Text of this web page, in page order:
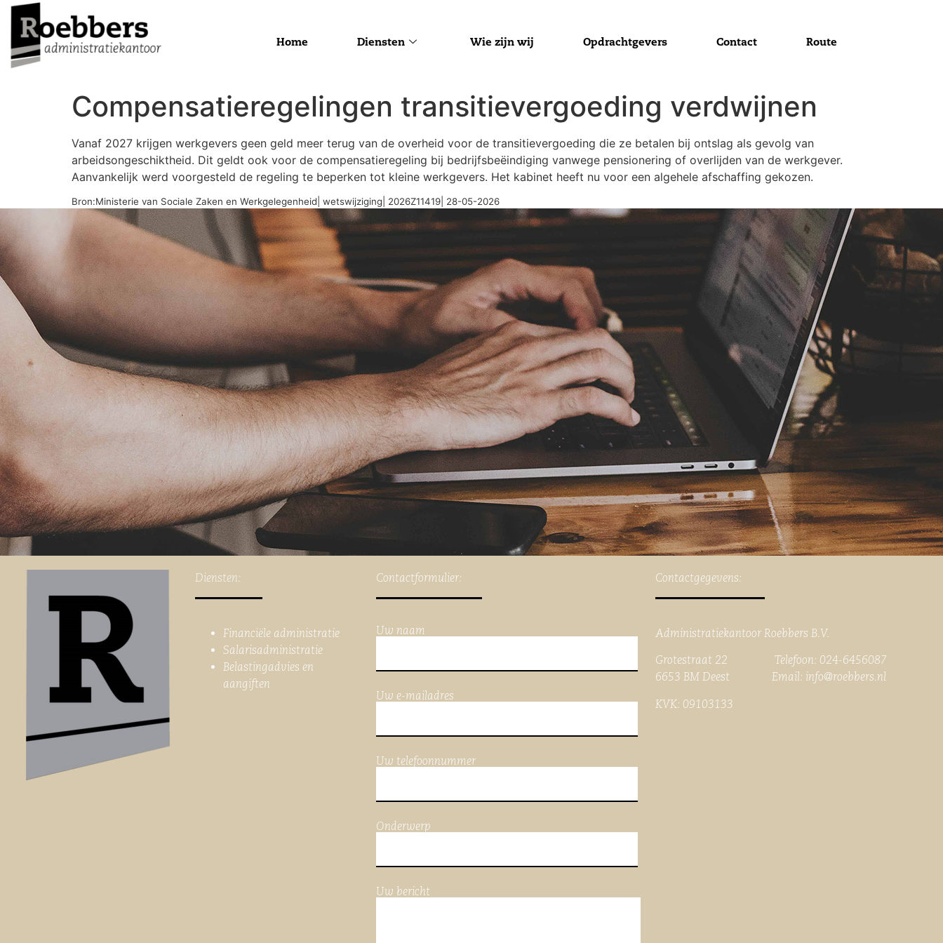
Home Diensten Wie zijn wij Opdrachtgevers Contact Route
Compensatieregelingen transitievergoeding verdwijnen
Vanaf 2027 krijgen werkgevers geen geld meer terug van de overheid voor de transitievergoeding die ze betalen bij ontslag als gevolg van
arbeidsongeschiktheid. Dit geldt ook voor de compensatieregeling bij bedrijfsbeëindiging vanwege pensionering of overlijden van de werkgever.
Aanvankelijk werd voorgesteld de regeling te beperken tot kleine werkgevers. Het kabinet heeft nu voor een algehele afschaffing gekozen.
Bron:Ministerie van Sociale Zaken en Werkgelegenheid| wetswijziging| 2026Z11419| 28-05-2026
Diensten:
Financiële administratie
Salarisadministratie
Belastingadvies en
aangiften
Contactformulier:
Uw naam
Uw e-mailadres
Uw telefoonnummer
Onderwerp
Uw bericht
Contactgegevens:
Administratiekantoor Roebbers B.V.
Grotestraat 22 Telefoon: 024-6456087
6653 BM Deest Email: info@roebbers.nl
KVK: 09103133